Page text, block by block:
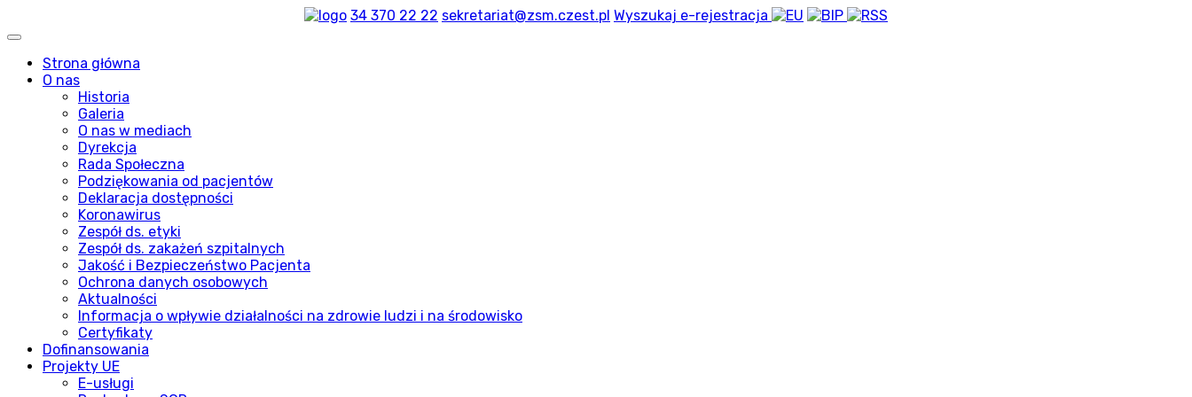
34 370 22 22 sekretariat@zsm.czest.pl Wyszukaj e-rejestracja
Strona główna
O nas
Historia
Galeria
O nas w mediach
Dyrekcja
Rada Społeczna
Podziękowania od pacjentów
Deklaracja dostępności
Koronawirus
Zespół ds. etyki
Zespół ds. zakażeń szpitalnych
Jakość i Bezpieczeństwo Pacjenta
Ochrona danych osobowych
Aktualności
Informacja o wpływie działalności na zdrowie ludzi i na środowisko
Certyfikaty
Dofinansowania
Projekty UE
E-usługi